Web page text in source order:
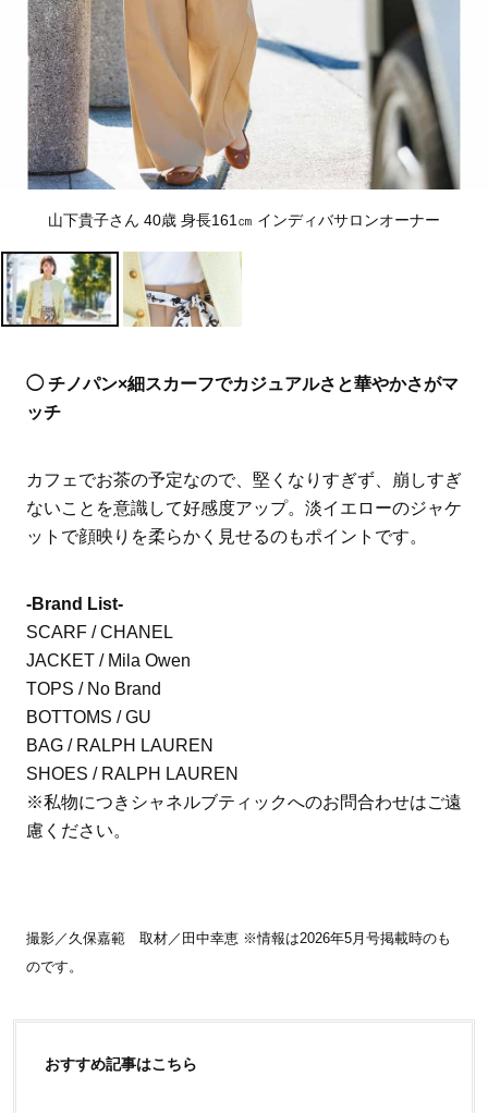
山下貴子さん 40歳 身長161㎝ インディバサロンオーナー
◯ チノパン×細スカーフでカジュアルさと華やかさがマ
ッチ
カフェでお茶の予定なので、堅くなりすぎず、崩しすぎ
ないことを意識して好感度アップ。淡イエローのジャケ
ットで顔映りを柔らかく見せるのもポイントです。
-Brand List-
SCARF / CHANEL
JACKET / Mila Owen
TOPS / No Brand
BOTTOMS / GU
BAG / RALPH LAUREN
SHOES / RALPH LAUREN
※私物につきシャネルブティックへのお問合わせはご遠
慮ください。
撮影／久保嘉範 取材／田中幸恵 ※情報は2026年5月号掲載時のも
のです。
おすすめ記事はこちら